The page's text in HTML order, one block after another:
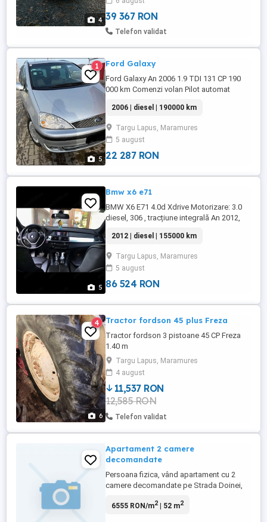
4
electric+incalzire proiectoare ceață faruri
comming leaving home Semnalizații ...
39 367 RON
Telefon validat
5
1 Ford Galaxy
Ford Galaxy An 2006 1.9 TDI 131 CP 190
000 km Comenzi volan Pilot automat
Încălzire parbriz Geamuri electrice Climă la
fiecare pasager 7 locuri Full fără trapă Tel .
2006 | diesel | 190000 km
Targu Lapus, Maramures
5 august
22 287 RON
5
Bmw x6 e71
BMW X6 E71 4.0d Xdrive Motorizare: 3.0
diesel, 306 , tracțiune integrală An 2012,
Plafon negru din fabrică; - Interior de seria
7; - Scaune încălzite față + banchetă
spate; - Scaune din față cu reglaj electric
și memorie; - Climă pe 3 zone; - Volan cu ...
2012 | diesel | 155000 km
Targu Lapus, Maramures
5 august
86 524 RON
6
4 Tractor fordson 45 plus Freza
Tractor fordson 3 pistoane 45 CP Freza
1.40 m
Targu Lapus, Maramures
4 august
11,537 RON
12,585 RON
Telefon validat
Apartament 2 camere
decomandate
Persoana fizica, vând apartament cu 2
camere decomandate pe Strada Doinei,
afla la etajul 1 din 3, bloc izolat, cu
6555 RON/m2| 52 m2